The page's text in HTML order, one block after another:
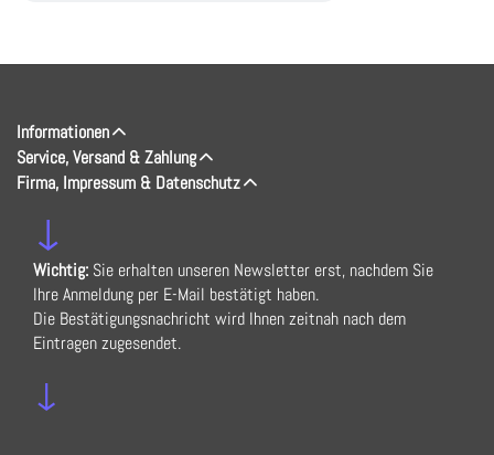
Informationen
Service, Versand & Zahlung
Firma, Impressum & Datenschutz
↓
Wichtig: Sie erhalten unseren Newsletter erst, nachdem Sie
Ihre Anmeldung per E-Mail bestätigt haben.
Die Bestätigungsnachricht wird Ihnen zeitnah nach dem
Eintragen zugesendet.
↓